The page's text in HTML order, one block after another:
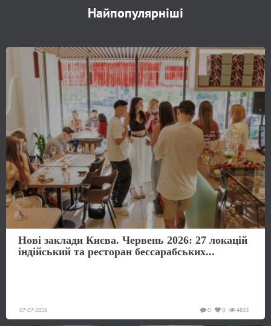
Найпопулярніші
Нові заклади Києва. Червень 2026: 27 локацій
індійський та ресторан бессарабських...
07-07-2026 4833
0
0